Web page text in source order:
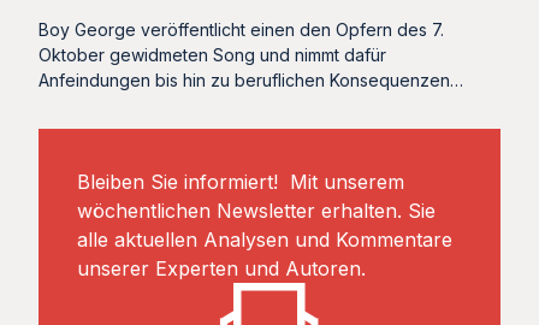
Boy George veröffentlicht einen den Opfern des 7.
Oktober gewidmeten Song und nimmt dafür
Anfeindungen bis hin zu beruflichen Konsequenzen…
Bleiben Sie informiert! Mit unserem
wöchentlichen Newsletter erhalten. Sie
alle aktuellen Analysen und Kommentare
unserer Experten und Autoren.